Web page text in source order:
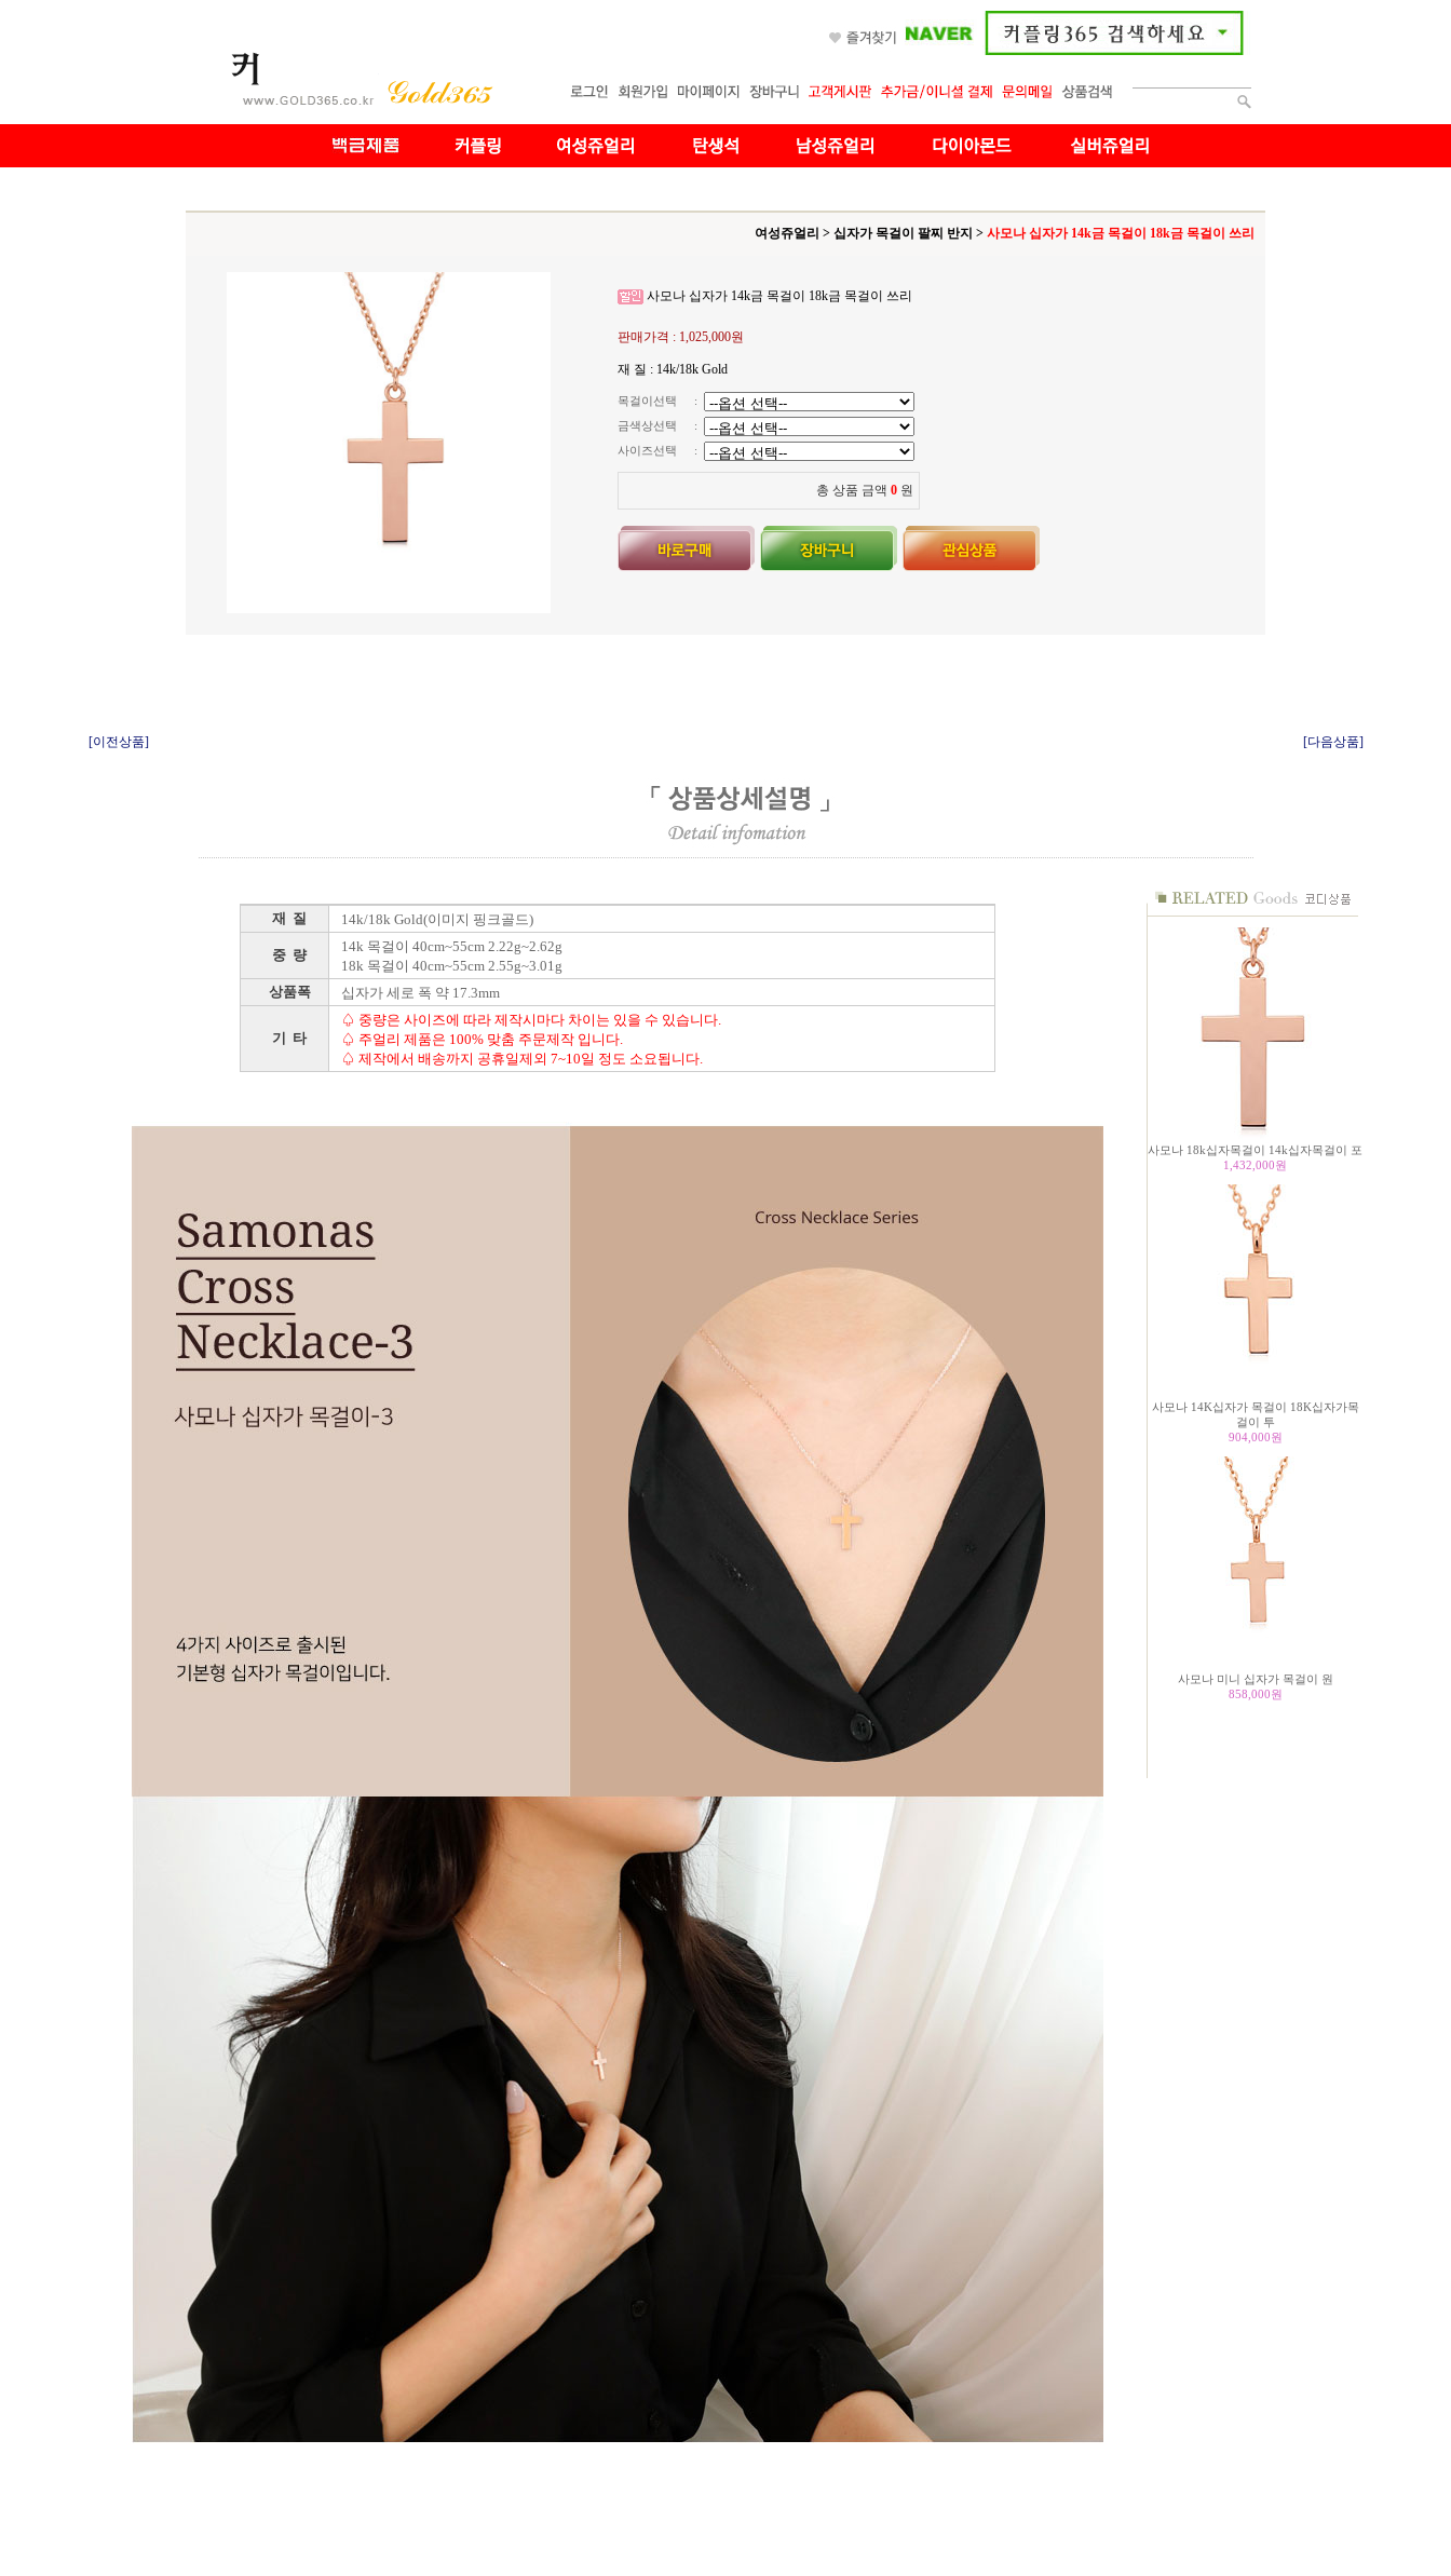
여성쥬얼리 > 십자가 목걸이 팔찌 반지 > 사모나 십자가 14k금 목걸이 18k금 목걸이 쓰리
사모나 십자가 14k금 목걸이 18k금 목걸이 쓰리
판매가격 : 1,025,000원
재 질 : 14k/18k Gold
목걸이선택
:
금색상선택
:
사이즈선택
:
총 상품 금액 0 원
[이전상품] [다음상품]
재 질 14k/18k Gold(이미지 핑크골드)
중 량
14k 목걸이 40cm~55cm 2.22g~2.62g
18k 목걸이 40cm~55cm 2.55g~3.01g
상품폭 십자가 세로 폭 약 17.3mm
기 타
♤ 중량은 사이즈에 따라 제작시마다 차이는 있을 수 있습니다.
♤ 주얼리 제품은 100% 맞춤 주문제작 입니다.
♤ 제작에서 배송까지 공휴일제외 7~10일 정도 소요됩니다.
사모나 18k십자목걸이 14k십자목걸이 포
1,432,000원
사모나 14K십자가 목걸이 18K십자가목
걸이 투
904,000원
사모나 미니 십자가 목걸이 원
858,000원